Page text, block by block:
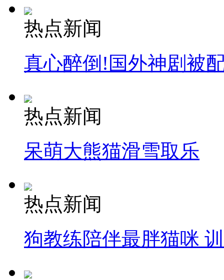
热点新闻
真心醉倒!国外神剧被
热点新闻
呆萌大熊猫滑雪取乐
热点新闻
狗教练陪伴最胖猫咪